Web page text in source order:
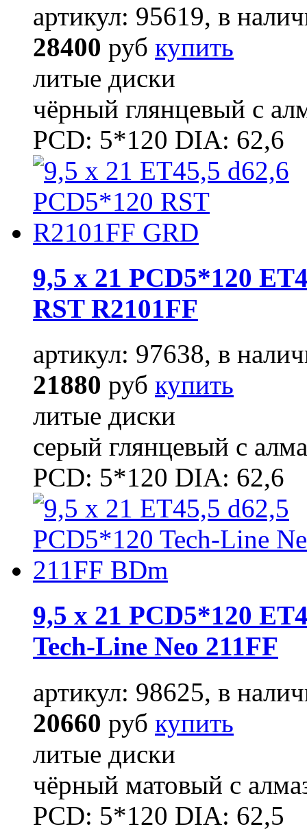
артикул: 95619, в
28400 руб купить
литые диски
чёрный глянцевый с
PCD: 5*120 DIA: 62,6
9,5 x 21 PCD5*120
RST R2101FF
артикул: 97638, в
21880 руб купить
литые диски
серый глянцевый с
PCD: 5*120 DIA: 62,6
9,5 x 21 PCD5*120
Tech-Line Neo 211FF
артикул: 98625, в
20660 руб купить
литые диски
чёрный матовый с
PCD: 5*120 DIA: 62,5